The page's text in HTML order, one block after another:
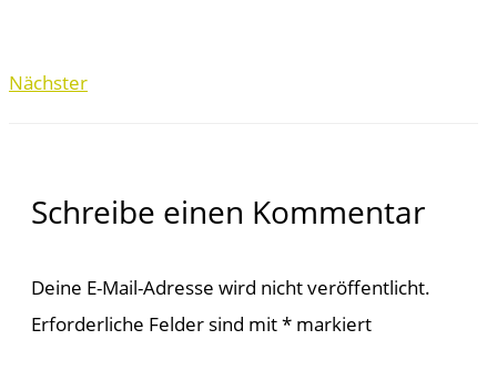
Nächster
Schreibe einen Kommentar
Deine E-Mail-Adresse wird nicht veröffentlicht.
Erforderliche Felder sind mit* markiert